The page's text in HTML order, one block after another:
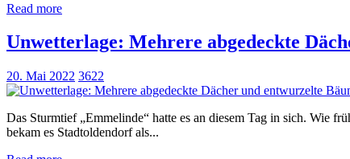
Read more
Unwetterlage: Mehrere abgedeckte
20. Mai 2022 3622
Das Sturmtief „Emmelinde“ hatte es an diesem Tag in sich. Wie
bekam es Stadtoldendorf als...